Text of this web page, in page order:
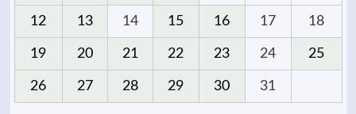
12 13 14 15 16 17 18
19 20 21 22 23 24 25
26 27 28 29 30 31